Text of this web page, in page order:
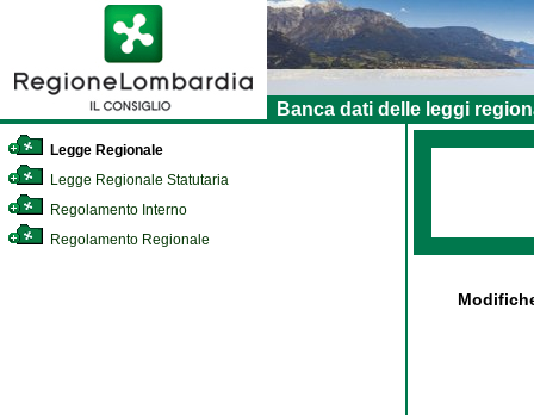
Banca dati delle leggi
Legge Regionale
Legge Regionale Statutaria
Regolamento Interno
Regolamento Regionale